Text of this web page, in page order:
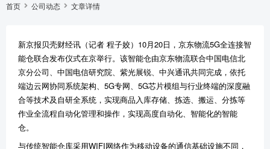
首页 公司动态 文章详情
新京报贝壳财经讯（记者 程子姣）10月20日，京东物流5G全连接智
能仓联合发布仪式在京举行。该智能仓由京东物流联合中国电信北
京分公司、中国电信研究院、紫光展锐、中兴通讯共同完成，依托
端边云网协同系统架构、5G专网、5G芯片模组与行业终端的深度融
合等技术及自研全系统，实现商品入库存储、拣选、搬运、分拣等
作业全流程自动化管理和操作，实现高度自动化、智能化的智能
仓。
与传统智能仓库采用WIFI网络作为移动设备的通信基础设施不同，